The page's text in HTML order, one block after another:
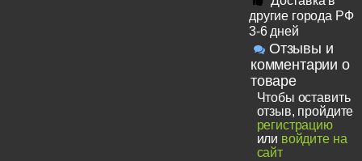
другие города РФ
3-6 дней
Отзывы и
комментарии о
товаре
Чтобы оставить
отзыв, пройдите
регистрацию
или войдите на
сайт